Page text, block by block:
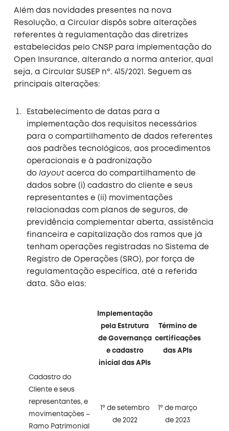
Além das novidades presentes na nova
Resolução, a Circular dispôs sobre alterações
referentes à regulamentação das diretrizes
estabelecidas pelo CNSP para implementação do
Open Insurance, alterando a norma anterior, qual
seja, a Circular SUSEP nº. 415/2021. Seguem as
principais alterações:​​​​​​​
Estabelecimento de datas para a
implementação dos requisitos necessários
para o compartilhamento de dados referentes
aos padrões tecnológicos, aos procedimentos
operacionais e à padronização
do layoutacerca do compartilhamento de
dados sobre (i) cadastro do cliente e seus
representantes e (ii) movimentações
relacionadas com planos de seguros, de
previdência complementar aberta, assistência
financeira e capitalização dos ramos que já
tenham operações registradas no Sistema de
Registro de Operações (SRO), por força de
regulamentação específica, até a referida
data. São elas:
Implementação
pela Estrutura
de Governança
e cadastro
inicial das APIs
Término de
certificações
das APIs
Cadastro do
Cliente e seus
representantes, e
movimentações –
Ramo Patrimonial
1º de setembro
de 2022
1º de março
de 2023